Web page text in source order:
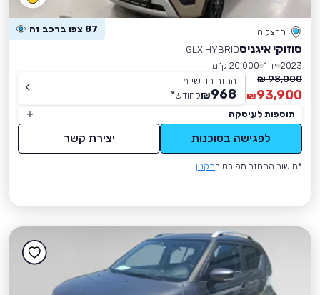
הרצליה 87 צפו ברכב זה
סוזוקי איגניסGLX HYBRID
2023 יד 1
20,000 ק״מ
98,000 ₪
93,900
₪
החזר חודשי מ-
968
₪לחודש*
תוספות לעיסקה
לפגישה בסוכנות יצירת קשר
*חישוב ההחזר מפורט בתקנון